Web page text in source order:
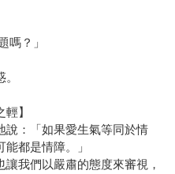
嗎？」
】
說：「如果愛生氣等同於情
都是情障。」
我們以嚴肅的態度來審視，